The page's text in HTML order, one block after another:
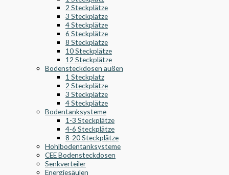
2 Steckplätze
3 Steckplätze
4 Steckplätze
6 Steckplätze
8 Steckplätze
10 Steckplätze
12 Steckplätze
Bodensteckdosen außen
1 Steckplatz
2 Steckplätze
3 Steckplätze
4 Steckplätze
Bodentanksysteme
1-3 Steckplätze
4-6 Steckplätze
8-20 Steckplätze
Hohlbodentanksysteme
CEE Bodensteckdosen
Senkverteiler
Energiesäulen